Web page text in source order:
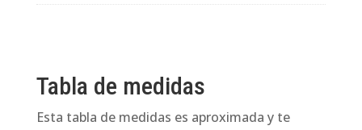
Tabla de medidas
Esta tabla de medidas es aproximada y te